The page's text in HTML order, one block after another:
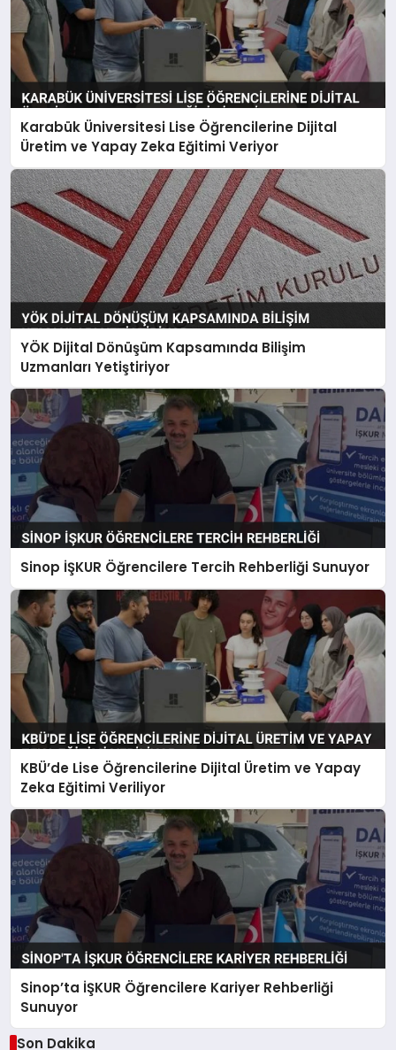
Karabük Üniversitesi Lise Öğrencilerine Dijital
Üretim ve Yapay Zeka Eğitimi Veriyor
YÖK Dijital Dönüşüm Kapsamında Bilişim
Uzmanları Yetiştiriyor
Sinop İŞKUR Öğrencilere Tercih Rehberliği Sunuyor
KBÜ’de Lise Öğrencilerine Dijital Üretim ve Yapay
Zeka Eğitimi Veriliyor
Sinop’ta İŞKUR Öğrencilere Kariyer Rehberliği
Sunuyor
Son Dakika